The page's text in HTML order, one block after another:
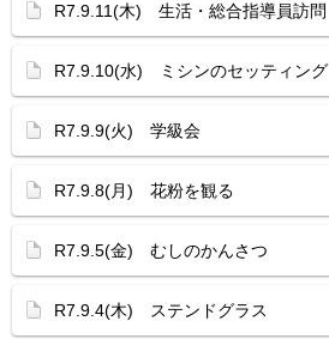
R7.9.11(木) 生活・総合指導員訪問
R7.9.10(水) ミシンのセッティング
R7.9.9(火) 学級会
R7.9.8(月) 花粉を観る
R7.9.5(金) むしのかんさつ
R7.9.4(木) ステンドグラス